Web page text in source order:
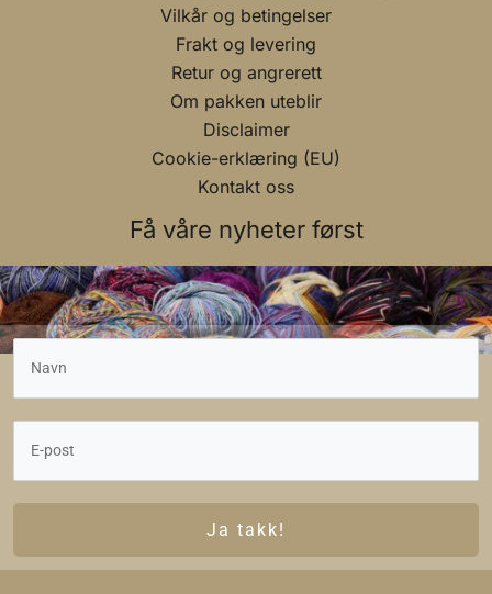
Vilkår og betingelser
Frakt og levering
Retur og angrerett
Om pakken uteblir
Disclaimer
Cookie-erklæring (EU)
Kontakt oss
Få våre nyheter først
Ja takk!